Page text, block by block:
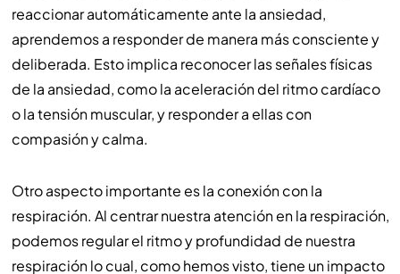
reaccionar automáticamente ante la ansiedad,
aprendemos a responder de manera más consciente y
deliberada. Esto implica reconocer las señales físicas
de la ansiedad, como la aceleración del ritmo cardíaco
o la tensión muscular, y responder a ellas con
compasión y calma.
Otro aspecto importante es la conexión con la
respiración. Al centrar nuestra atención en la respiración,
podemos regular el ritmo y profundidad de nuestra
respiración lo cual, como hemos visto, tiene un impacto